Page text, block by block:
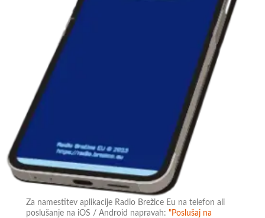
Za namestitev aplikacije Radio Brežice Eu na telefon ali
poslušanje na iOS / Android napravah:"Poslušaj na